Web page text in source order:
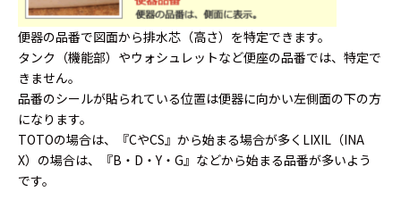
便器の品番で図面から排水芯（高さ）を特定できます。
タンク（機能部）やウォシュレットなど便座の品番では、特定で
きません。
品番のシールが貼られている位置は便器に向かい左側面の下の方
になります。
TOTOの場合は、『CやCS』から始まる場合が多くLIXIL（INA
X）の場合は、『B・D・Y・G』などから始まる品番が多いよう
です。